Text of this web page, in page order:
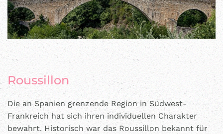
Roussillon
Die an Spanien grenzende Region in Südwest-
Frankreich hat sich ihren individuellen Charakter
bewahrt. Historisch war das Roussillon bekannt für